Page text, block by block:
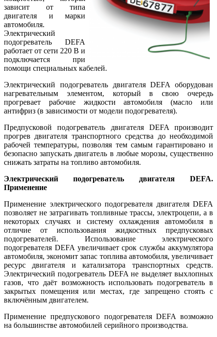
зависит от типа
двигателя и марки
автомобиля.
Электрический
подогреватель DEFA
работает от сети 220 В и
подключается при
помощи специальных кабелей.
Электрический подогреватель двигателя DEFA оборудован
нагревательным элементом, который в свою очередь
прогревает рабочие жидкости автомобиля (масло или
антифриз (в зависимости от модели подогревателя).
Предпусковой подогреватель двигателя DEFA производит
прогрев двигателя транспортного средства до необходимой
рабочей температуры, позволяя тем самым гарантировано и
безопасно запускать двигатель в любые морозы, существенно
снижать затраты на топливо автомобиля.
Электрический подогреватель двигателя DEFA.
Применение
Применение электрического подогревателя двигателя DEFA
позволяет не затрагивать топливные трассы, электроцепи, а в
некоторых случаях и систему охлаждения автомобиля в
отличие от использования жидкостных предпусковых
подогревателей. Использование электрического
подогревателя DEFA увеличивает срок службы аккумулятора
автомобиля, экономит запас топлива автомобиля, увеличивает
ресурс двигателя и катализатора транспортных средств.
Электрический подогреватель DEFA не выделяет выхлопных
газов, что даёт возможность использовать подогреватель в
закрытых помещения или местах, где запрещено стоять с
включённым двигателем.
Применение предпускового подогревателя DEFA возможно
на большинстве автомобилей серийного производства.